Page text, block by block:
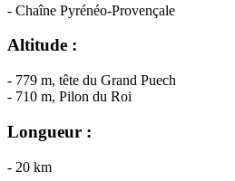
- Chaîne Pyrénéo-Provençale
Altitude :
- 779 m, tête du Grand Puech
- 710 m, Pilon du Roi
Longueur :
- 20 km